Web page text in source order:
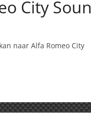
City
naar Alfa Romeo City